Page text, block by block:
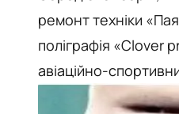
ремонт техніки
поліграфія «Clover
авіаційно-